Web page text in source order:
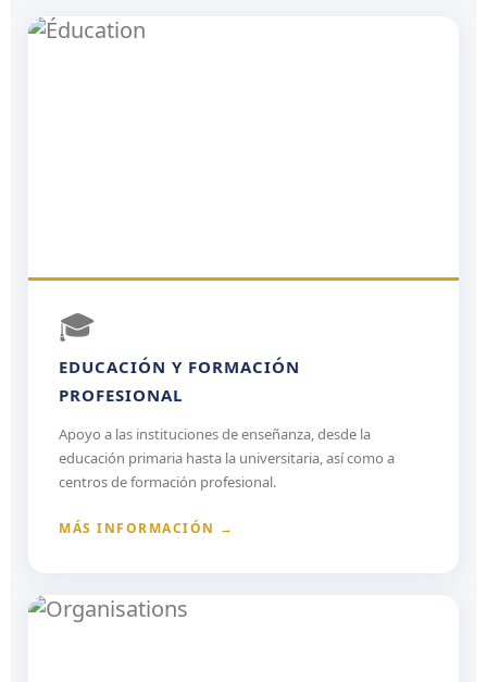
🎓
EDUCACIÓN Y FORMACIÓN
PROFESIONAL
Apoyo a las instituciones de enseñanza, desde la
educación primaria hasta la universitaria, así como a
centros de formación profesional.
MÁS INFORMACIÓN →